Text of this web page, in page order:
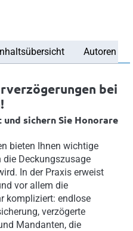
Autoren
bei
sichern Sie Honorare
bieten Ihnen wichtige
Deckungszusage
In der Praxis erweist
vor allem die
kompliziert: endlose
verzögerte
Mandanten, die